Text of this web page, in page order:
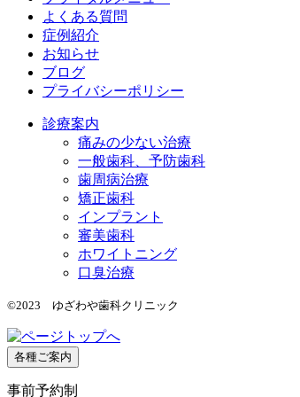
よくある質問
症例紹介
お知らせ
ブログ
プライバシーポリシー
診療案内
痛みの少ない治療
一般歯科、予防歯科
歯周病治療
矯正歯科
インプラント
審美歯科
ホワイトニング
口臭治療
©2023 ゆざわや歯科クリニック
各種ご案内
事前予約制